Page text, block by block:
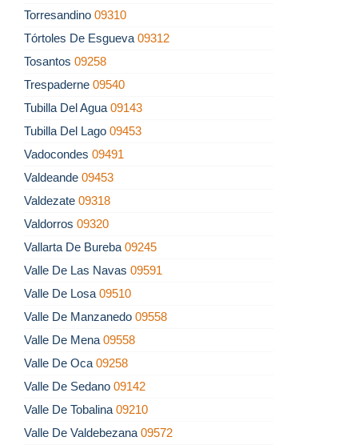
Torresandino 09310
Tórtoles De Esgueva 09312
Tosantos 09258
Trespaderne 09540
Tubilla Del Agua 09143
Tubilla Del Lago 09453
Vadocondes 09491
Valdeande 09453
Valdezate 09318
Valdorros 09320
Vallarta De Bureba 09245
Valle De Las Navas 09591
Valle De Losa 09510
Valle De Manzanedo 09558
Valle De Mena 09558
Valle De Oca 09258
Valle De Sedano 09142
Valle De Tobalina 09210
Valle De Valdebezana 09572